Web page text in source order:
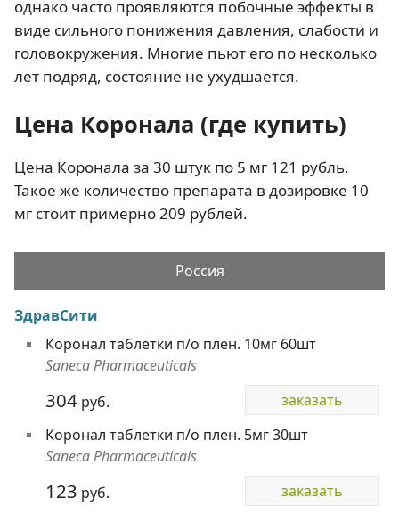
однако часто проявляются побочные эффекты в
виде сильного понижения давления, слабости и
головокружения. Многие пьют его по несколько
лет подряд, состояние не ухудшается.
Цена Коронала (где купить)
Цена Коронала за 30 штук по 5 мг 121 рубль.
Такое же количество препарата в дозировке 10
мг стоит примерно 209 рублей.
Россия
ЗдравСити
Коронал таблетки п/о плен. 10мг 60шт
Saneca Pharmaceuticals
304 руб.
заказать
Коронал таблетки п/о плен. 5мг 30шт
Saneca Pharmaceuticals
123 руб.
заказать